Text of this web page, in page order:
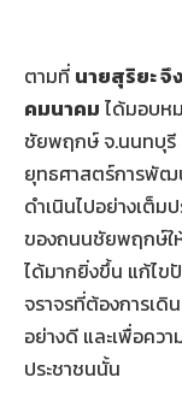
ตามที่ นายสุริยะ จึ
คมนาคม ได้มอบห
ชัยพฤกษ์ จ.นนทบุรี
ยุทธศาสตร์การพัฒ
ดำเนินไปอย่างเต็ม
ของถนนชัยพฤกษ์ใ
ได้มากยิ่งขึ้น แก้ไข
จราจรที่ต้องการเดิ
อย่างดี และเพื่อคว
ประชาชนนั้น